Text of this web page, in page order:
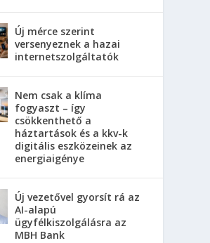
Új mérce szerint
versenyeznek a hazai
internetszolgáltatók
Nem csak a klíma
fogyaszt – így
csökkenthető a
háztartások és a kkv-k
digitális eszközeinek az
energiaigénye
Új vezetővel gyorsít rá az
AI-alapú
ügyfélkiszolgálásra az
MBH Bank